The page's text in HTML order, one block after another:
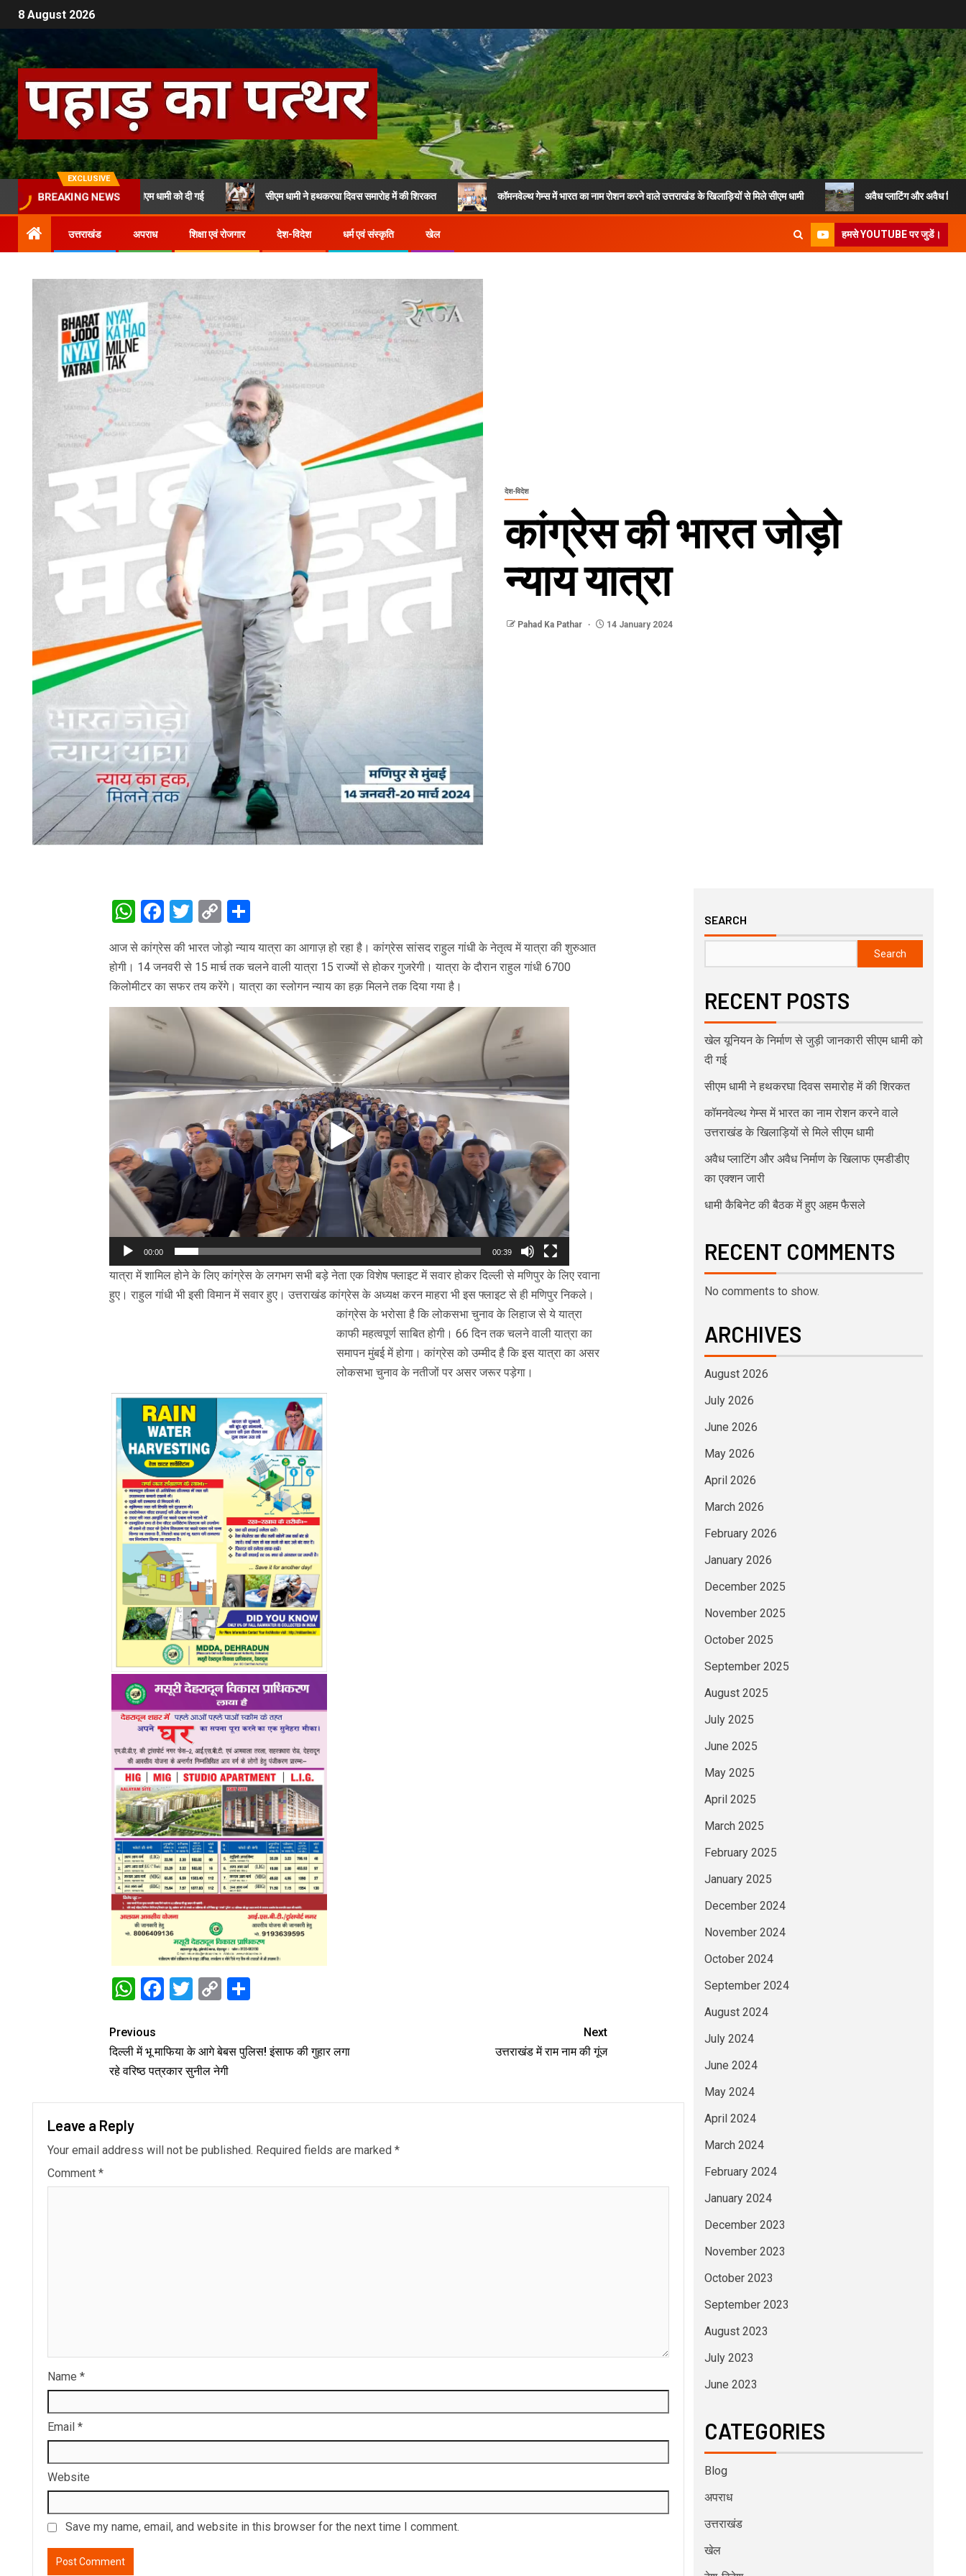
8 August 2026
EXCLUSIVE
BREAKING NEWS
से जुड़ी जानकारी सीएम धामी को दी गई सीएम धामी ने हथकरघा दिवस समारोह में की शिरकत कॉमनवेल्थ गेम्स में भारत का नाम रोशन करने वाले उत्तराखंड के खिलाड़ियों से मिले सीएम धामी अवैध प्लाटिंग और अवैध निर्माण के खिलाफ
उत्तराखंड अपराध शिक्षा एवं रोजगार देश-विदेश धर्म एवं संस्कृति खेल हमसे YOUTUBE पर जुडें।
देश-विदेश
कांग्रेस की भारत जोड़ो
न्याय यात्रा
Pahad Ka Pathar 14 January 2024
WhatsApp
Facebook
Twitter
Copy
Link
Share
आज से कांग्रेस की भारत जोड़ो न्याय यात्रा का आगाज़ हो रहा है। कांग्रेस सांसद राहुल गांधी के नेतृत्व में यात्रा की शुरुआत
होगी। 14 जनवरी से 15 मार्च तक चलने वाली यात्रा 15 राज्यों से होकर गुजरेगी। यात्रा के दौरान राहुल गांधी 6700
किलोमीटर का सफर तय करेंगे। यात्रा का स्लोगन न्याय का हक़ मिलने तक दिया गया है।
00:00 00:39
यात्रा में शामिल होने के लिए कांग्रेस के लगभग सभी बड़े नेता एक विशेष फ्लाइट में सवार होकर दिल्ली से मणिपुर के लिए रवाना
हुए। राहुल गांधी भी इसी विमान में सवार हुए। उत्तराखंड कांग्रेस के अध्यक्ष करन माहरा भी इस फ्लाइट से ही मणिपुर निकले।
कांग्रेस के भरोसा है कि लोकसभा चुनाव के लिहाज से ये यात्रा
काफी महत्वपूर्ण साबित होगी। 66 दिन तक चलने वाली यात्रा का
समापन मुंबई में होगा। कांग्रेस को उम्मीद है कि इस यात्रा का असर
लोकसभा चुनाव के नतीजों पर असर जरूर पड़ेगा।
WhatsApp
Facebook
Twitter
CopyShare
Previous
दिल्ली में भू माफिया के आगे बेबस पुलिस! इंसाफ की गुहार लगा
रहे वरिष्ठ पत्रकार सुनील नेगी
Next
उत्तराखंड में राम नाम की गूंज
Leave a Reply
Your email address will not be published. Required fields are marked *
Comment *
Name *
Email *
Website
Save my name, email, and website in this browser for the next time I comment.
SEARCH
Search
RECENT POSTS
खेल यूनियन के निर्माण से जुड़ी जानकारी सीएम धामी को
दी गई
सीएम धामी ने हथकरघा दिवस समारोह में की शिरकत
कॉमनवेल्थ गेम्स में भारत का नाम रोशन करने वाले
उत्तराखंड के खिलाड़ियों से मिले सीएम धामी
अवैध प्लाटिंग और अवैध निर्माण के खिलाफ एमडीडीए
का एक्शन जारी
धामी कैबिनेट की बैठक में हुए अहम फैसले
RECENT COMMENTS
No comments to show.
ARCHIVES
August 2026
July 2026
June 2026
May 2026
April 2026
March 2026
February 2026
January 2026
December 2025
November 2025
October 2025
September 2025
August 2025
July 2025
June 2025
May 2025
April 2025
March 2025
February 2025
January 2025
December 2024
November 2024
October 2024
September 2024
August 2024
July 2024
June 2024
May 2024
April 2024
March 2024
February 2024
January 2024
December 2023
November 2023
October 2023
September 2023
August 2023
July 2023
June 2023
CATEGORIES
Blog
अपराध
उत्तराखंड
खेल